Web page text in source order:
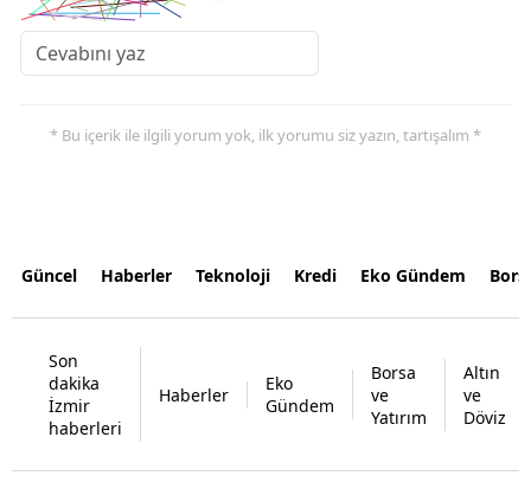
* Bu içerik ile ilgili yorum yok, ilk yorumu siz yazın, tartışalım *
Güncel Haberler Teknoloji Kredi Eko Gündem
Son
dakika
İzmir
haberleri
Haberler
Eko
Gündem
Borsa
ve
Yatırım
Altın
ve
Döviz